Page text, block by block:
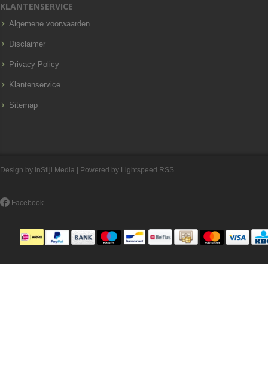
KLANTENSERVICE
Algemene voorwaarden
Disclaimer
Privacy Policy
Klantenservice
Sitemap
Design by InStijl Media | Powered by Lightspeed RSS
Facebook